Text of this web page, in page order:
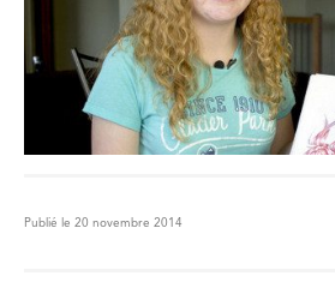
Publié le 20 novembre 2014